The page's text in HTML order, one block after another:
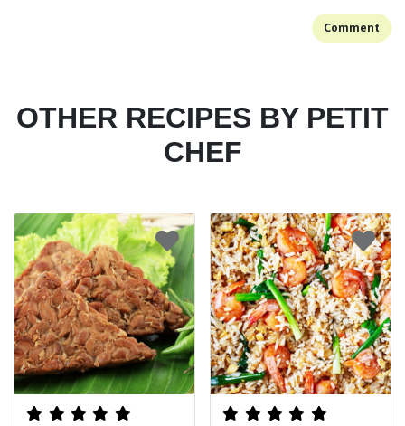
Comment
OTHER RECIPES BY PETIT
CHEF